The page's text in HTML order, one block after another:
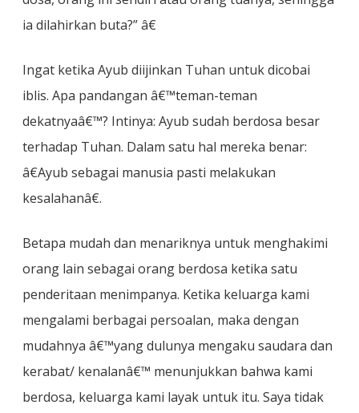
ia dilahirkan buta?” â€
Ingat ketika Ayub diijinkan Tuhan untuk dicobai
iblis. Apa pandangan â€™teman-teman
dekatnyaâ€™? Intinya: Ayub sudah berdosa besar
terhadap Tuhan. Dalam satu hal mereka benar:
â€Ayub sebagai manusia pasti melakukan
kesalahanâ€.
Betapa mudah dan menariknya untuk menghakimi
orang lain sebagai orang berdosa ketika satu
penderitaan menimpanya. Ketika keluarga kami
mengalami berbagai persoalan, maka dengan
mudahnya â€™yang dulunya mengaku saudara dan
kerabat/ kenalanâ€™ menunjukkan bahwa kami
berdosa, keluarga kami layak untuk itu. Saya tidak